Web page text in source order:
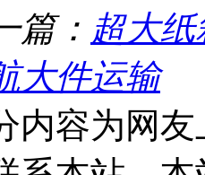
篇： 超大
大件运输
内容为网